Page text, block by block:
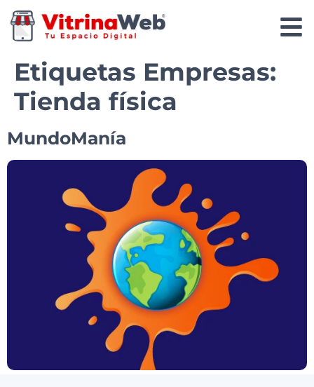
Etiquetas Empresas:
Tienda física
MundoManía